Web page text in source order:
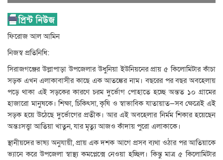
ফিরোজ আল আমিন
নিজস্ব প্রতিনিধি:
সিরাজগঞ্জের উল্লাপাড়া উপজেলার উধুনিয়া ইউনিয়নের প্রায় ৫ কিলোমিটার কাঁচা
সড়ক এখন এলাকাবাসীর কাছে এক আতঙ্কের নাম। বছরের পর বছর অবহেলায়
পড়ে থাকা এই সড়কের কারণে চরম দুর্ভোগ পোহাতে হচ্ছে অন্তত ১০ গ্রামের
হাজারো মানুষকে। শিক্ষা, চিকিৎসা, কৃষি ও স্বাভাবিক যাতায়াত—সব ক্ষেত্রেই এই
সড়ক হয়ে উঠেছে দুর্ভোগের প্রতীক। আর এই অবহেলার নির্মম শিকার হয়েছেন
অন্তঃসত্ত্বা আতিয়া খাতুন, যার মৃত্যু আজও কাঁদায় পুরো এলাকাকে।
স্থানীয়দের ভাষ্য অনুযায়ী, প্রায় এক দশক আগে প্রসব ব্যথা ওঠার পর আতিয়াকে
ভ্যানে করে উপজেলা স্বাস্থ্য কমপ্লেক্সে নেওয়া হচ্ছিল। কিন্তু মাত্র ৫ কিলোমিটার